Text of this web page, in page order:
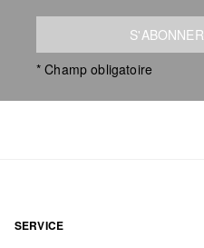
S'ABONNER
* Champ obligatoire
SERVICE